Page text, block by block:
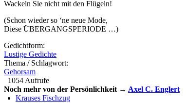
Wackeln Sie nicht mit den Flügeln!
(Schon wieder so ‘ne neue Mode,
Diese ÜBERGANGSPERIODE …)
Gedichtform:
Lustige Gedichte
Thema / Schlagwort:
Gehorsam
1054 Aufrufe
Noch mehr von der Persönlichkeit → Axel C. Englert
Krauses Fischzug